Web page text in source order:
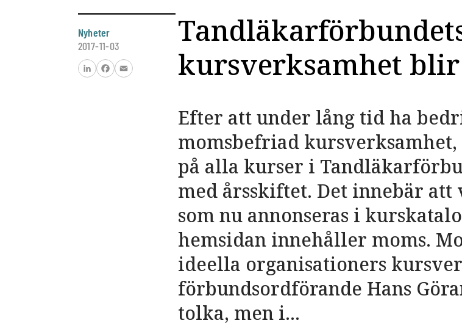
Nyheter
2017-11-03
FacebookEmail
kursverksamhet
Efter att under lång tid ha
momsbefriad
på alla kurser i
med årsskiftet. Det innebär
som nu annonseras i
hemsidan innehåller moms.
ideella organisationers
förbundsordförande Hans
tolka, men i...